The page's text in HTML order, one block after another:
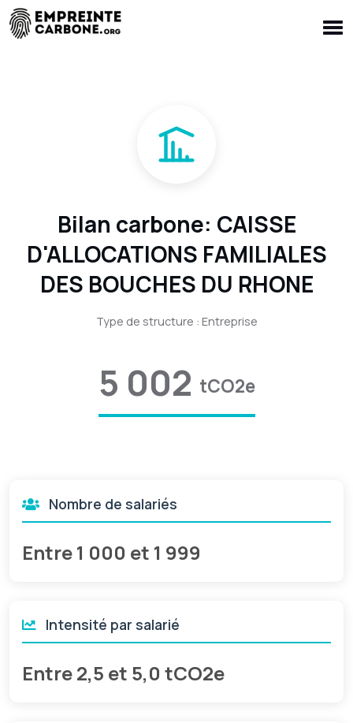
Bilan carbone: CAISSE
D'ALLOCATIONS FAMILIALES
DES BOUCHES DU RHONE
Type de structure : Entreprise
5 002 tCO2e
Nombre de salariés
Entre 1 000 et 1 999
Intensité par salarié
Entre 2,5 et 5,0 tCO2e